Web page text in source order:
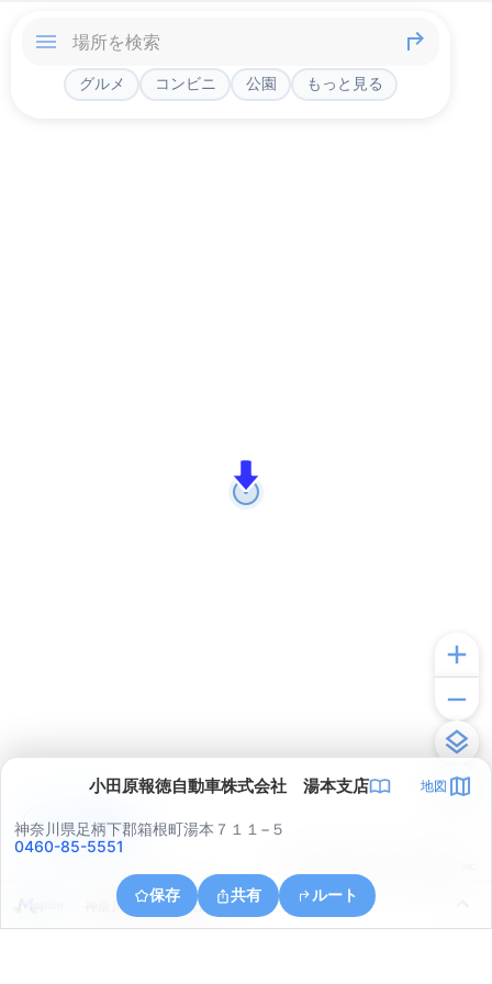
グルメ コンビニ 公園 もっと見る
小田原報徳自動車株式会社 湯本支店 地図
神奈川県足柄下郡箱根町湯本７１１−５
0460-85-5551
保存 共有 ルート
神奈川県小田原市石橋
アプリで見る